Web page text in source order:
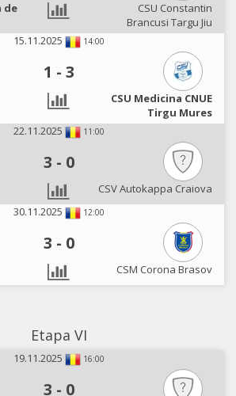
de
CSU Constantin
Brancusi Targu Jiu
15.11.2025
14:00
1 - 3
CSU Medicina CNUE
Tirgu Mures
22.11.2025
11:00
3 - 0
CSV Autokappa Craiova
30.11.2025
12:00
3 - 0
CSM Corona Brasov
Etapa VI
19.11.2025 16:00
3 - 0